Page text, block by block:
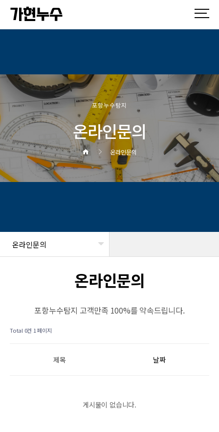
가현누수
포항누수탐지
온라인문의
온라인문의
온라인문의
온라인문의
포항누수탐지 고객만족 100%를 약속드립니다.
Total 0건 1 페이지
제목 날짜
게시물이 없습니다.